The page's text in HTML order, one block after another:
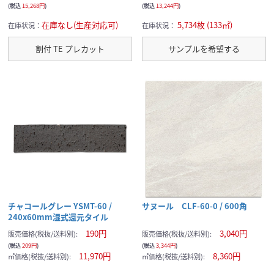
(税込15,268円)
在庫状況： 在庫なし(生産対応可)
割付 TE プレカット
(税込13,244円)
在庫状況： 5,734枚 (133㎡)
サンプルを希望する
チャコールグレー YSMT-60 /
240x60mm湿式還元タイル
販売価格(税抜/送料別): 190円
(税込209円)
㎡価格(税抜/送料別): 11,970円
サヌール CLF-60-0 / 600角
販売価格(税抜/送料別): 3,040円
(税込3,344円)
㎡価格(税抜/送料別): 8,360円